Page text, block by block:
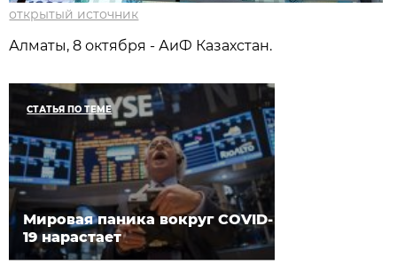
открытый источник
Алматы, 8 октября - АиФ Казахстан.
СТАТЬЯ ПО ТЕМЕ
Мировая паника вокруг COVID-
19 нарастает